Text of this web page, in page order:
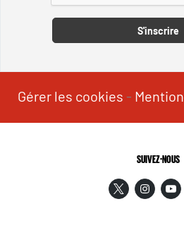
S'inscrire
Gérer les cookies -
SUIVEZ-NOUS